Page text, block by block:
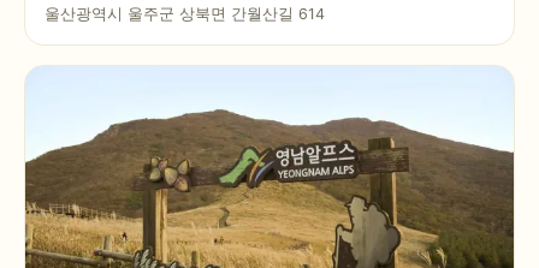
울산광역시 울주군 상북면 간월산길 614